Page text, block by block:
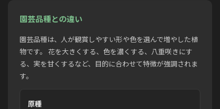
園芸品種との違い
園芸品種は、人が観賞しやすい形や色を選んで増やした植
物です。 花を大きくする、色を濃くする、八重咲きにす
る、実を甘くするなど、目的に合わせて特徴が強調されま
す。
原種